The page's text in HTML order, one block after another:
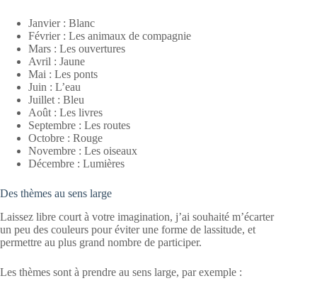
Janvier : Blanc
Février : Les animaux de compagnie
Mars : Les ouvertures
Avril : Jaune
Mai : Les ponts
Juin : L’eau
Juillet : Bleu
Août : Les livres
Septembre : Les routes
Octobre : Rouge
Novembre : Les oiseaux
Décembre : Lumières
Des thèmes au sens large
Laissez libre court à votre imagination, j’ai souhaité m’écarter
un peu des couleurs pour éviter une forme de lassitude, et
permettre au plus grand nombre de participer.
Les thèmes sont à prendre au sens large, par exemple :